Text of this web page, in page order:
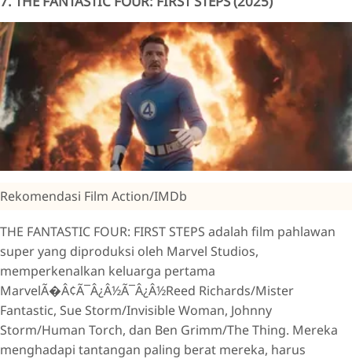
Rekomendasi Film Action/IMDb
THE FANTASTIC FOUR: FIRST STEPS adalah film pahlawan
super yang diproduksi oleh Marvel Studios,
memperkenalkan keluarga pertama
MarvelÃ�Â¢Ã¯Â¿Â½Ã¯Â¿Â½Reed Richards/Mister
Fantastic, Sue Storm/Invisible Woman, Johnny
Storm/Human Torch, dan Ben Grimm/The Thing. Mereka
menghadapi tantangan paling berat mereka, harus